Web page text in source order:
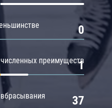
0
преимуществ
1
37